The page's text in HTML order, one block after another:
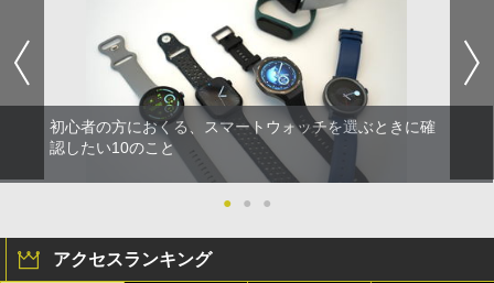
初心者の方におくる、スマートウォッチを選ぶときに確
認したい10のこと
● ● ●
アクセスランキング